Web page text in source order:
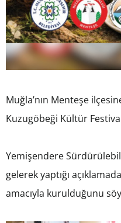
Muğla’nın Menteşe
Kuzugöbeği Kültür
Yemişendere
gelerek yaptığı
amacıyla kurulduğunu